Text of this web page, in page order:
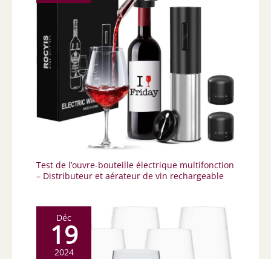
Test de l’ouvre-bouteille électrique multifonction
– Distributeur et aérateur de vin rechargeable
Déc
19
2024